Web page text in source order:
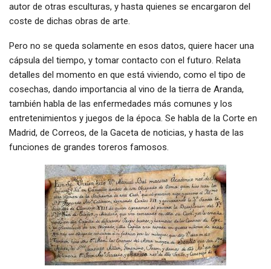
autor de otras esculturas, y hasta quienes se encargaron del
coste de dichas obras de arte.
Pero no se queda solamente en esos datos, quiere hacer una
cápsula del tiempo, y tomar contacto con el futuro. Relata
detalles del momento en que está viviendo, como el tipo de
cosechas, dando importancia al vino de la tierra de Aranda,
también habla de las enfermedades más comunes y los
entretenimientos y juegos de la época. Se habla de la Corte en
Madrid, de Correos, de la Gaceta de noticias, y hasta de las
funciones de grandes toreros famosos.